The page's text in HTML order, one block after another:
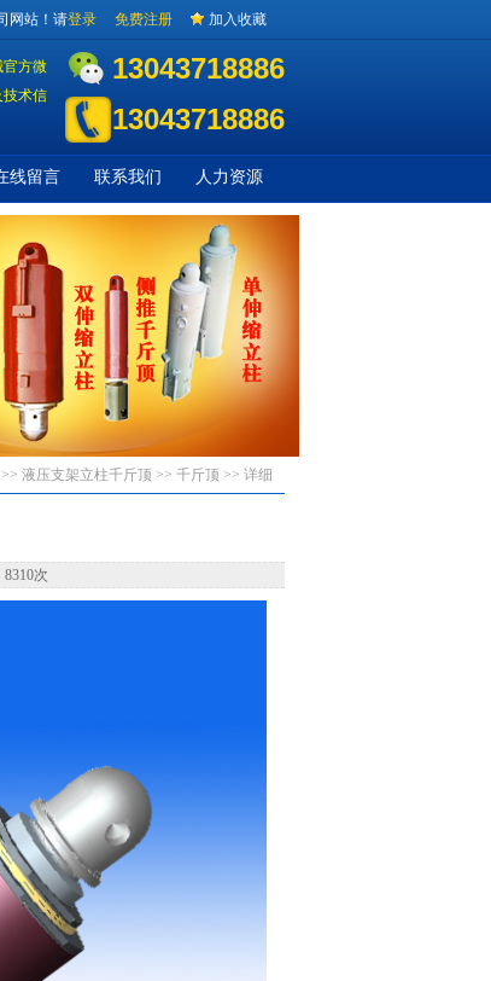
网站！请登录 免费注册 加入收藏
官方微
技术信
13043718886
13043718886
线留言 联系我们 人力资源
液压支架立柱千斤顶 >> 千斤顶 >> 详细
次